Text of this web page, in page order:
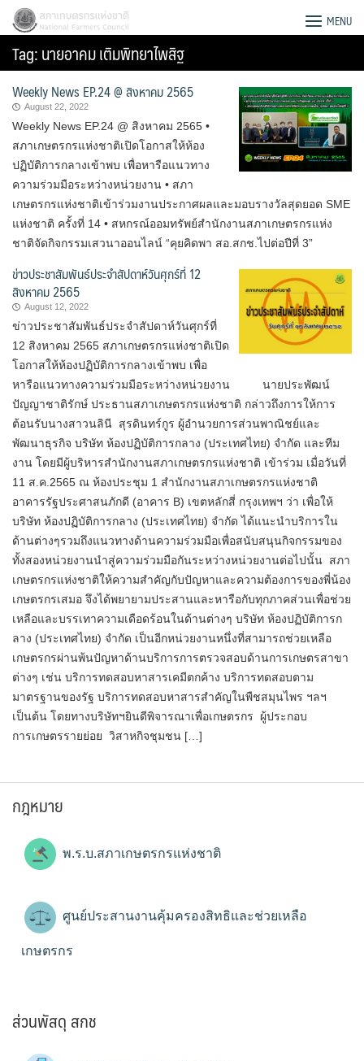
Skip
content
Search
for:
สภาเกษตรกรแห่งชาติ MENU
Tag:นายอาคม เติมพิทยาไพสิฐ
Weekly News EP.24 @ สิงหาคม 2565
August 22, 2022
Weekly News EP.24 @ สิงหาคม 2565 •
สภาเกษตรกรแห่งชาติเปิดโอกาสให้ห้อง
ปฏิบัติการกลางเข้าพบ เพื่อหารือแนวทาง
ความร่วมมือระหว่างหน่วยงาน • สภา
เกษตรกรแห่งชาติเข้าร่วมงานประกาศผลและมอบรางวัลสุดยอด SME
แห่งชาติ ครั้งที่ 14 • สหกรณ์ออมทรัพย์สำนักงานสภาเกษตรกรแห่ง
ชาติจัดกิจกรรมเสวนาออนไลน์ “คุยคิดพา สอ.สกช.ไปต่อปีที่ 3”
ข่าวประชาสัมพันธ์ประจำสัปดาห์วันศุกร์ที่ 12
สิงหาคม 2565
August 12, 2022
ข่าวประชาสัมพันธ์ประจำสัปดาห์วันศุกร์ที่
12 สิงหาคม 2565 สภาเกษตรกรแห่งชาติเปิด
โอกาสให้ห้องปฏิบัติการกลางเข้าพบ เพื่อ
หารือแนวทางความร่วมมือระหว่างหน่วยงาน นายประพัฒน์
ปัญญาชาติรักษ์ ประธานสภาเกษตรกรแห่งชาติ กล่าวถึงการให้การ
ต้อนรับนางสาวนลินี สุรดินทร์กูร ผู้อำนวยการส่วนพาณิชย์และ
พัฒนาธุรกิจ บริษัท ห้องปฏิบัติการกลาง (ประเทศไทย) จำกัด และทีม
งาน โดยมีผู้บริหารสำนักงานสภาเกษตรกรแห่งชาติ เข้าร่วม เมื่อวันที่​
11​ ส.ค.2565​ ณ ห้องประชุม 1 สำนักงานสภาเกษตรกรแห่งชาติ
อาคารรัฐประศาสนภักดี (อาคาร B) เขตหลักสี่ กรุงเทพฯ ว่า เพื่อให้
บริษัท ห้องปฏิบัติการกลาง (ประเทศไทย) จำกัด ได้แนะนำบริการใน
ด้านต่างๆรวมถึงแนวทางด้านความร่วมมือเพื่อสนับสนุนกิจกรรมของ
ทั้งสองหน่วยงานนำสู่ความร่วมมือกันระหว่างหน่วยงานต่อไปนั้น สภา
เกษตรกรแห่งชาติให้ความสำคัญกับปัญหาและความต้องการของพี่น้อง
เกษตรกรเสมอ จึงได้พยายามประสานและหารือกับทุกภาคส่วนเพื่อช่วย
เหลือและบรรเทาความเดือดร้อนในด้านต่างๆ บริษัท ห้องปฏิบัติการก
ลาง (ประเทศไทย) จำกัด เป็นอีกหน่วยงานหนึ่งที่สามารถช่วยเหลือ
เกษตรกรผ่านพ้นปัญหาด้านบริการการตรวจสอบด้านการเกษตรสาขา
ต่างๆ เช่น บริการทดสอบหาสารเคมีตกค้าง บริการทดสอบตาม
มาตรฐานของรัฐ บริการทดสอบหาสารสำคัญในพืชสมุนไพร ฯลฯ
เป็นต้น โดยทางบริษัทฯยินดีพิจารณาเพื่อเกษตรกร​ ผู้ประกอบ
การเกษตรรายย่อย วิสาหกิจชุมชน […]
กฎหมาย
พ.ร.บ.สภาเกษตรกรแห่งชาติ
ศูนย์ประสานงานคุ้มครองสิทธิและช่วยเหลือ
เกษตรกร
ส่วนพัสดุ สกช